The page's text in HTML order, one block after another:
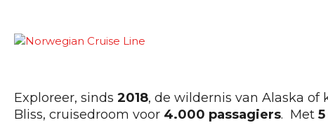
Exploreer, sinds 2018, de wildernis van Alaska
Bliss, cruisedroom voor 4.000 passagiers. Met